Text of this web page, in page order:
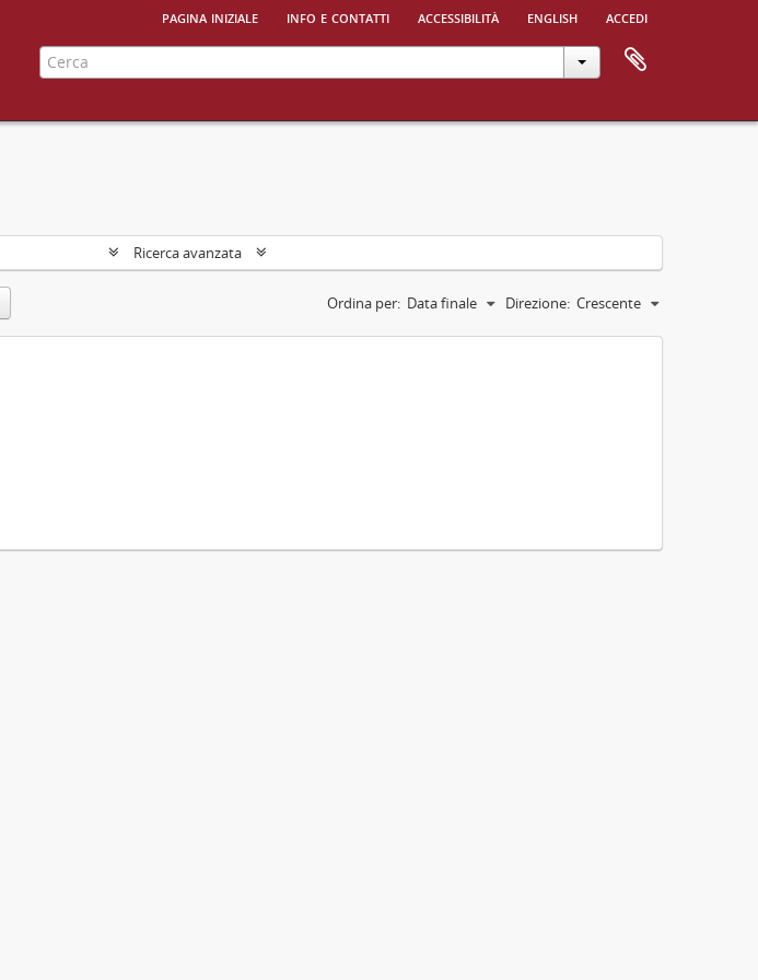
pagina iniziale info e contatti accessibilità english accedi
Ricerca avanzata
Ordina per: Data finale Direzione: Crescente